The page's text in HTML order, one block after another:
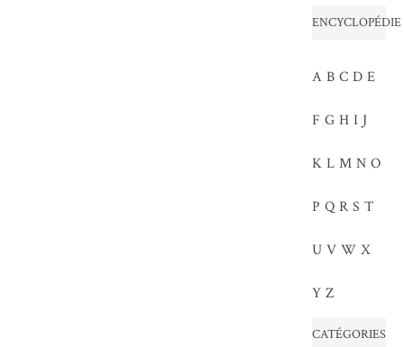
ENCYCLOPÉDIE
A B C D E
F G H I J
K L M N O
P Q R S T
U V W X
Y Z
CATÉGORIES